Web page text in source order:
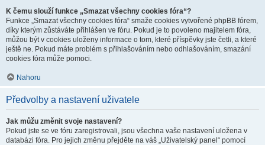
K čemu slouží funkce „Smazat všechny cookies fóra“?
Funkce „Smazat všechny cookies fóra“ smaže cookies vytvořené phpBB fórem,
díky kterým zůstáváte přihlášen ve fóru. Pokud je to povoleno majitelem fóra,
můžou být v cookies uloženy informace o tom, které příspěvky jste četli, a které
ještě ne. Pokud máte problém s přihlašováním nebo odhlašováním, smazání
cookies fóra může pomoci.
Nahoru
Předvolby a nastavení uživatele
Jak můžu změnit svoje nastavení?
Pokud jste se ve fóru zaregistrovali, jsou všechna vaše nastavení uložena v
databázi fóra. Pro jejich změnu přejděte na váš „Uživatelský panel“ pomocí